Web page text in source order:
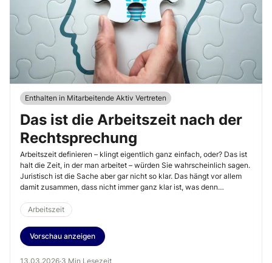
Enthalten in Mitarbeitende Aktiv Vertreten
Das ist die Arbeitszeit nach der
Rechtsprechung
Arbeitszeit definieren – klingt eigentlich ganz einfach, oder? Das ist
halt die Zeit, in der man arbeitet – würden Sie wahrscheinlich sagen.
Juristisch ist die Sache aber gar nicht so klar. Das hängt vor allem
damit zusammen, dass nicht immer ganz klar ist, was denn
Arbeitszeit
Vorschau anzeigen
13.03.2026·3 Min Lesezeit